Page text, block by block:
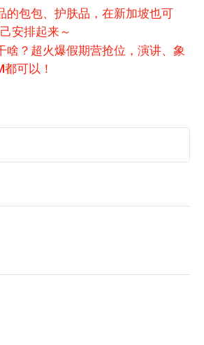
的包包、护肤品，在新加坡也可
安排起来～
啥？超火爆假期营抢位，演讲、象
可以！